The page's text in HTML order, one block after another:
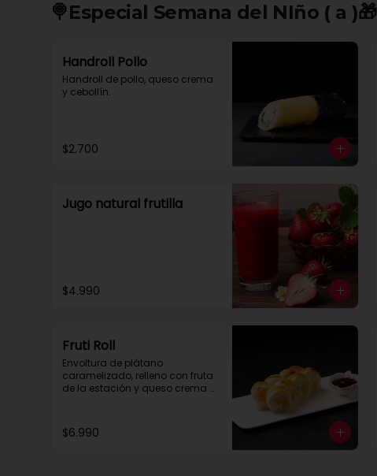
🍭Especial Semana del NIño ( a )🎁​
Handroll Pollo
Handroll de pollo, queso crema
y cebollín.
$2.700
Jugo natural frutilla
$4.990
Fruti Roll
Envoltura de plátano
caramelizado, relleno con fruta
de la estación y queso crema
$6.990